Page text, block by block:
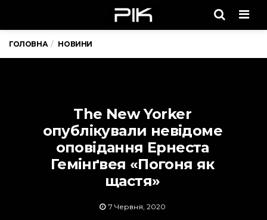
ГОЛОВНА НОВИНИ
The New Yorker
опублікували невідоме
оповідання Ернеста
Гемінґвея «Погоня як
щастя»
7 Червня, 2020